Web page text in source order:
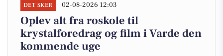
DET SKER 02-08-2026 12:03
Oplev alt fra roskole til
krystalforedrag og film i Varde den
kommende uge